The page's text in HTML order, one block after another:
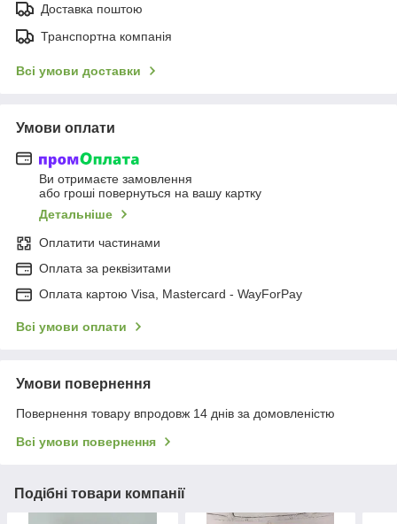
Доставка поштою
Транспортна компанія
Всі умови доставки
Умови оплати
Ви отримаєте замовлення
або гроші повернуться на вашу картку
Детальніше
Оплатити частинами
Оплата за реквізитами
Оплата картою Visa, Mastercard - WayForPay
Всі умови оплати
Умови повернення
Повернення товару впродовж 14 днів за домовленістю
Всі умови повернення
Подібні товари компанії